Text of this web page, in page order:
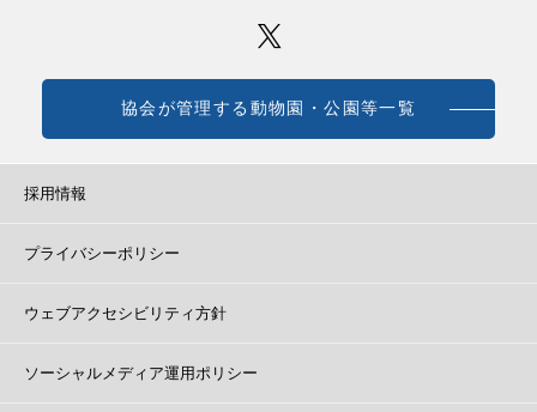
協会が管理する動物園・公園等一覧
採用情報
プライバシーポリシー
ウェブアクセシビリティ方針
ソーシャルメディア運用ポリシー